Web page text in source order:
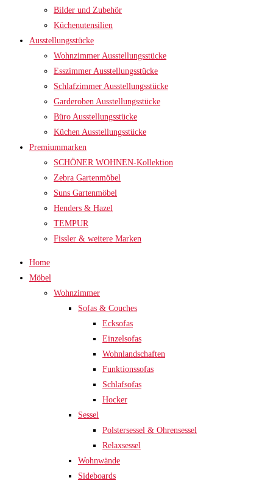
Bilder und Zubehör
Küchenutensilien
Ausstellungsstücke
Wohnzimmer Ausstellungsstücke
Esszimmer Ausstellungsstücke
Schlafzimmer Ausstellungsstücke
Garderoben Ausstellungsstücke
Büro Ausstellungsstücke
Küchen Ausstellungsstücke
Premiummarken
SCHÖNER WOHNEN-Kollektion
Zebra Gartenmöbel
Suns Gartenmöbel
Henders & Hazel
TEMPUR
Fissler & weitere Marken
Home
Möbel
Wohnzimmer
Sofas & Couches
Ecksofas
Einzelsofas
Wohnlandschaften
Funktionssofas
Schlafsofas
Hocker
Sessel
Polstersessel & Ohrensessel
Relaxsessel
Wohnwände
Sideboards